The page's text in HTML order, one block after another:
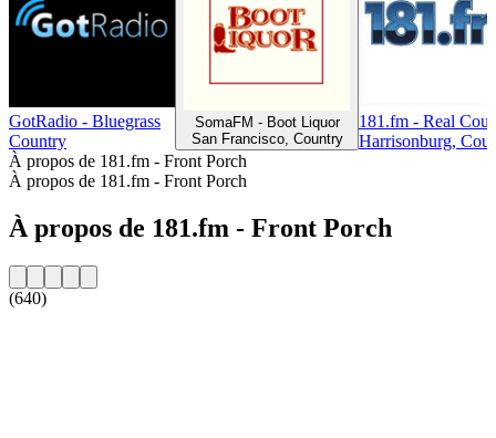
GotRadio - Bluegrass
Country
SomaFM - Boot Liquor
San Francisco, Country
181.fm - Real
Harrisonburg,
À propos de 181.fm - Front Porch
À propos de 181.fm - Front Porch
À propos de 181.fm - Front Porch
(640)